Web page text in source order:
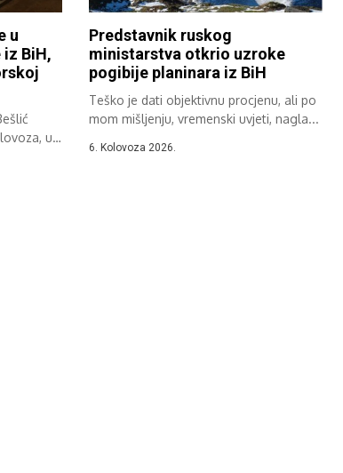
u
BiH,
u
Predstavnik ruskog
ministarstva otkrio uzroke
pogibije planinara iz BiH
Teško je dati objektivnu procjenu, ali po
mom mišljenju, vremenski uvjeti, nagla...
6. Kolovoza 2026.